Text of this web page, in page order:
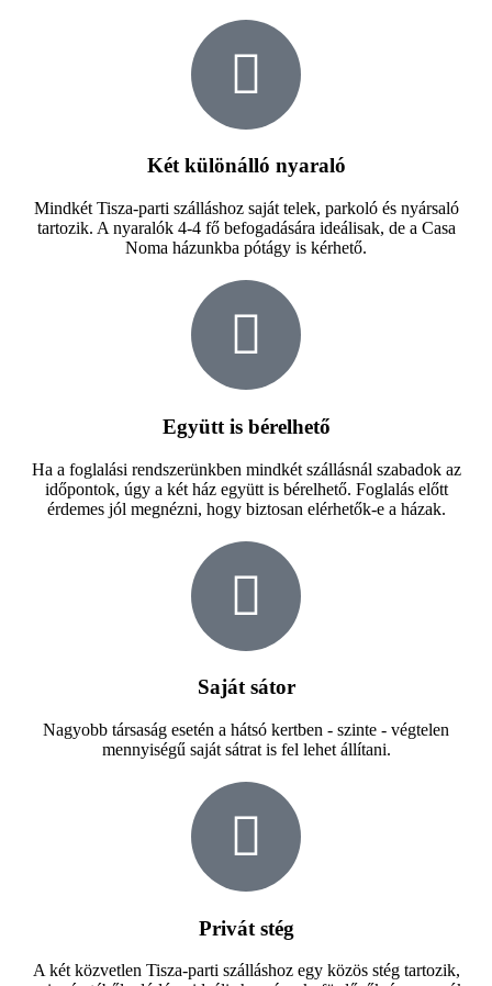
Két különálló nyaraló
Mindkét Tisza-parti szálláshoz saját telek, parkoló és nyársaló
tartozik. A nyaralók 4-4 fő befogadására ideálisak, de a Casa
Noma házunkba pótágy is kérhető.
Együtt is bérelhető
Ha a foglalási rendszerünkben mindkét szállásnál szabadok az
időpontok, úgy a két ház együtt is bérelhető. Foglalás előtt
érdemes jól megnézni, hogy biztosan elérhetők-e a házak.
Saját sátor
Nagyobb társaság esetén a hátsó kertben - szinte - végtelen
mennyiségű saját sátrat is fel lehet állítani.
Privát stég
A két közvetlen Tisza-parti szálláshoz egy közös stég tartozik,